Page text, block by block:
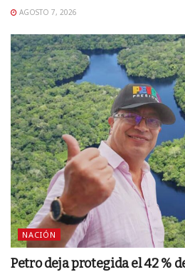
AGOSTO 7, 2026
NACIÓN
Petro deja protegida el 42 %